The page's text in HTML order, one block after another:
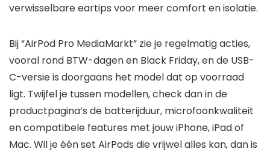
verwisselbare eartips voor meer comfort en isolatie.
Bij “AirPod Pro MediaMarkt” zie je regelmatig acties,
vooral rond BTW-dagen en Black Friday, en de USB-
C-versie is doorgaans het model dat op voorraad
ligt. Twijfel je tussen modellen, check dan in de
productpagina’s de batterijduur, microfoonkwaliteit
en compatibele features met jouw iPhone, iPad of
Mac. Wil je één set AirPods die vrijwel alles kan, dan is